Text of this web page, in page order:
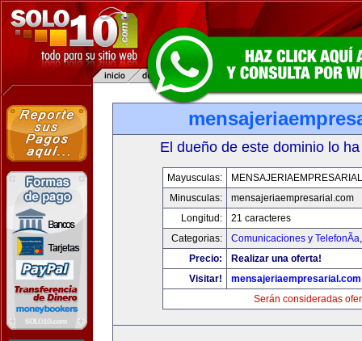
El dueño de este dominio lo
Mayusculas:
Minusculas:
mensajeriaempresarial.com
Longitud:
21 caracteres
Categorias:
Comunicaciones y TelefonÃ­a
Precio:
Realizar una oferta!
Visitar!
mensajeriaempresarial.com
Serán consideradas